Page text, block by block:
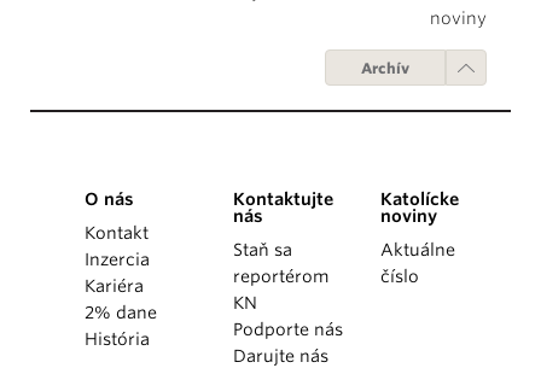
noviny
Archív
O nás
Kontakt
Inzercia
Kariéra
2% dane
História
Kontaktujte
nás
Staň sa
reportérom
KN
Podporte nás
Darujte nás
Katolícke
noviny
Aktuálne
číslo